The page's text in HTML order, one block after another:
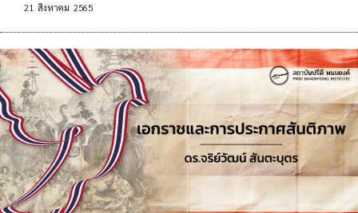
21 สิงหาคม 2565